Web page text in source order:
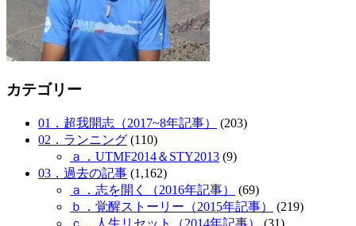
カテゴリー
01．超我開志（2017~8年記事）
(203)
02．ランニング (110)
ａ．UTMF2014＆STY2013 (9)
03．過去の記事 (1,162)
ａ．志を開く（2016年記事）
(69)
ｂ．覚醒ストーリー（2015年記事）
(219)
ｃ．人生リセット（2014年記事）
(31)